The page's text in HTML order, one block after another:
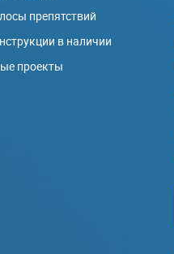
препятствий
в наличии
проекты